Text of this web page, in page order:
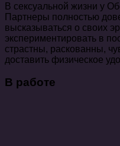
В сексуальной жизни у
Партнеры полностью
высказываться о своих
экспериментировать в
страстны, раскованны,
доставить физическое
В работе